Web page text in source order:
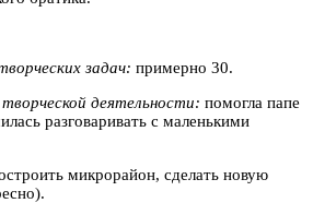
задач: примерно 30.
деятельности: помогла папе
разговаривать с маленькими
микрорайон, сделать новую